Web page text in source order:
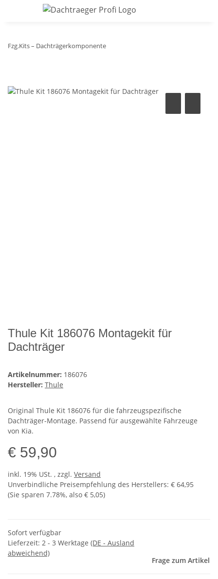
Fzg.Kits – Dachträgerkomponente
Thule Kit 186076 Montagekit für
Dachträger
Artikelnummer: 186076
Hersteller: Thule
Original Thule Kit 186076 für die fahrzeugspezifische
Dachträger-Montage. Passend für ausgewählte Fahrzeuge
von Kia.
€ 59,90
inkl. 19% USt. , zzgl. Versand
Unverbindliche Preisempfehlung des Herstellers: € 64,95
(Sie sparen 7.78%, also € 5,05)
Sofort verfügbar
Lieferzeit: 2 - 3 Werktage (DE - Ausland
abweichend)
Frage zum Artikel